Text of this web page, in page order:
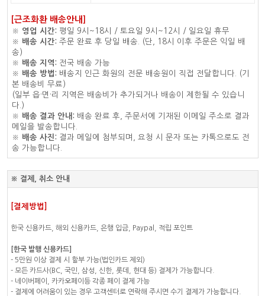
[근조화환 배송안내]
※ 영업 시간: 평일 9시~18시 / 토요일 9시~12시 / 일요일 휴무
※ 배송 시간: 주문 완료 후 당일 배송. (단, 18시 이후 주문은 익일 배
송)
※ 배송 지역: 전국 배송 가능
※ 배송 방법: 배송지 인근 화원의 전문 배송원이 직접 전달합니다. (기
본 배송비 무료)
(일부 읍·면·리 지역은 배송비가 추가되거나 배송이 제한될 수 있습니
다.)
※ 배송 결과 안내: 배송 완료 후, 주문서에 기재된 이메일 주소로 결과
메일을 발송합니다.
※ 배송 사진: 결과 메일에 첨부되며, 요청 시 문자 또는 카톡으로도 전
송 가능합니다.
※ 결제, 취소 안내
[결제방법]
한국 신용카드, 해외 신용카드, 은행 입금, Paypal, 적립 포인트
[한국 발행 신용카드]
- 5만원 이상 결제 시 할부 가능(법인카드 제외)
- 모든 카드사(BC, 국민, 삼성, 신한, 롯데, 현대 등) 결제가 가능합니다.
- 네이버페이, 카카오페이등 각종 페이 결제 가능
- 결제에 어려움이 있는 경우 고객센터로 연락해 주시면 수기 결제가 가능합니다.